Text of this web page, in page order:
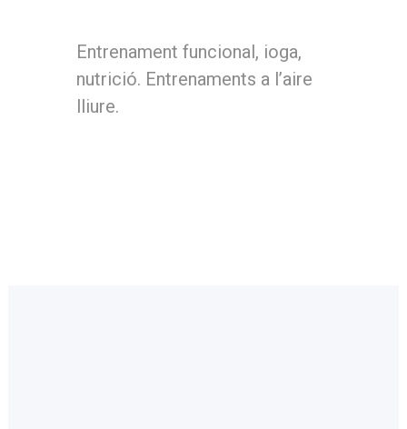
Entrenament funcional, ioga,
nutrició. Entrenaments a l’aire
lliure.